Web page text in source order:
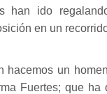
han ido
en un
hacemos un
Fuertes; que ha